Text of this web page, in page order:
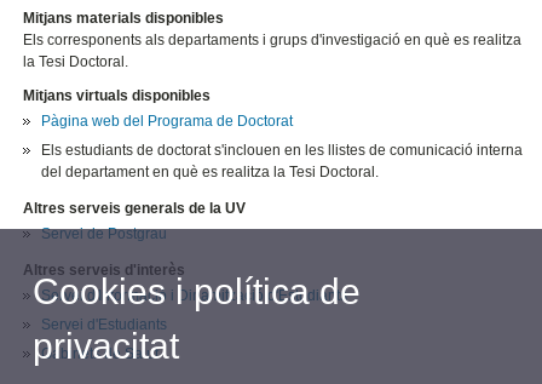
Mitjans materials disponibles
Els corresponents als departaments i grups d'investigació en què es realitza
la Tesi Doctoral.
Mitjans virtuals disponibles
Pàgina web del Programa de Doctorat
Els estudiants de doctorat s'inclouen en les llistes de comunicació interna
del departament en què es realitza la Tesi Doctoral.
Altres serveis generals de la UV
Servei de Postgrau
Altres serveis d'interès
Servei d'Informació i Dinamització d'Estudiants
Servei d'Estudiants
Gabinets de Salut
Cookies i política de
privacitat